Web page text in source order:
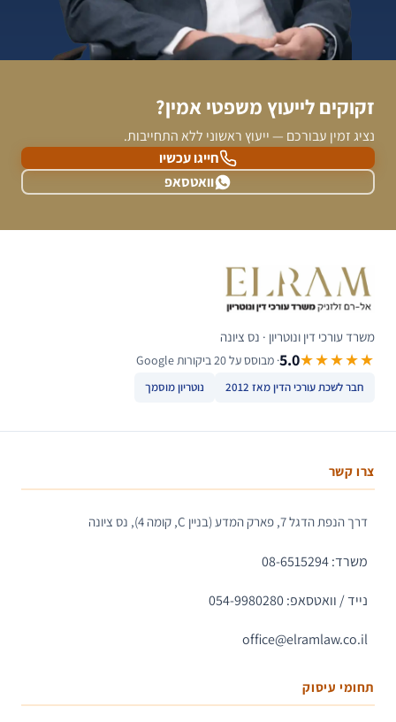
זקוקים לייעוץ משפטי אמין?
נציג זמין עבורכם — ייעוץ ראשוני ללא התחייבות.
חייגו עכשיו
וואטסאפ
משרד עורכי דין ונוטריון · נס ציונה
★★★★★
5.0· מבוסס על 20 ביקורות Google
חבר לשכת עורכי הדין מאז 2012 נוטריון מוסמך
צרו קשר
דרך הנפת הדגל 7, פארק המדע (בניין C, קומה 4), נס ציונה
משרד: 08-6515294
נייד / וואטסאפ: 054-9980280
office@elramlaw.co.il
תחומי עיסוק